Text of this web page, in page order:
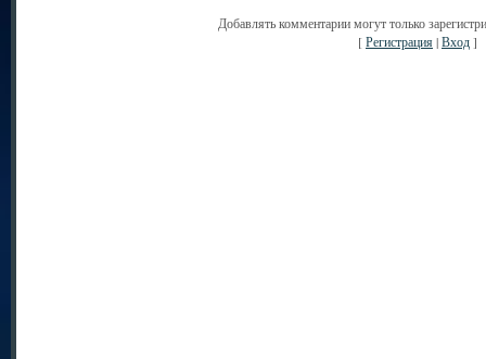
Добавлять комментарии могут только
[Регистрация|Вход]